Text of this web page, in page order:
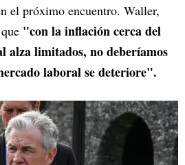
el próximo encuentro. Waller,
"con la inflación cerca del
alza limitados, no deberíamos
laboral se deteriore".